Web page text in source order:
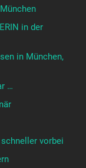
in der
in München,
…
vorbei